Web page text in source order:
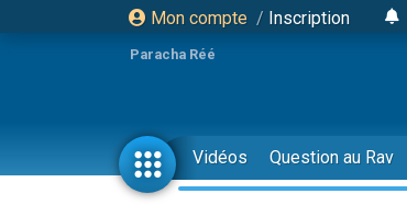
Mon compte / Inscription
Paracha Réé
Vidéos Question au Rav